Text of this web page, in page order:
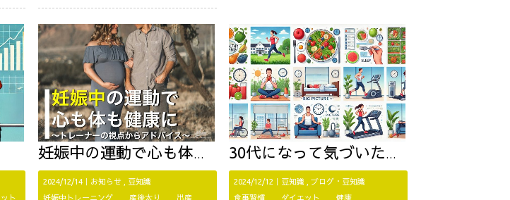
ト
妊娠中の運動で心も体も健康に：トレーナーの視点からアドバイス
2024/12/14｜ お知らせ
豆知識
妊娠中トレーニング
産後太り 出産
30代になって気づいた、自分を大切にするための食生活
2024/12/12｜ 豆知識
ブログ・豆知識
食事習慣
ダイエット 健康